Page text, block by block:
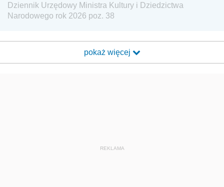
Dziennik Urzędowy Ministra Kultury i Dziedzictwa
Narodowego rok 2026 poz. 38
pokaż więcej
REKLAMA